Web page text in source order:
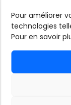
Pour améliorer
technologies
Pour en savoir